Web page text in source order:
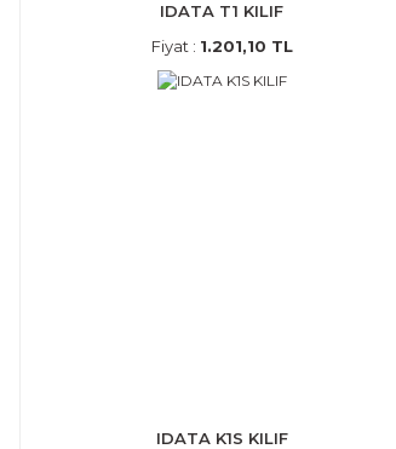
IDATA T1 KILIF
Fiyat : 1.201,10 TL
IDATA K1S KILIF